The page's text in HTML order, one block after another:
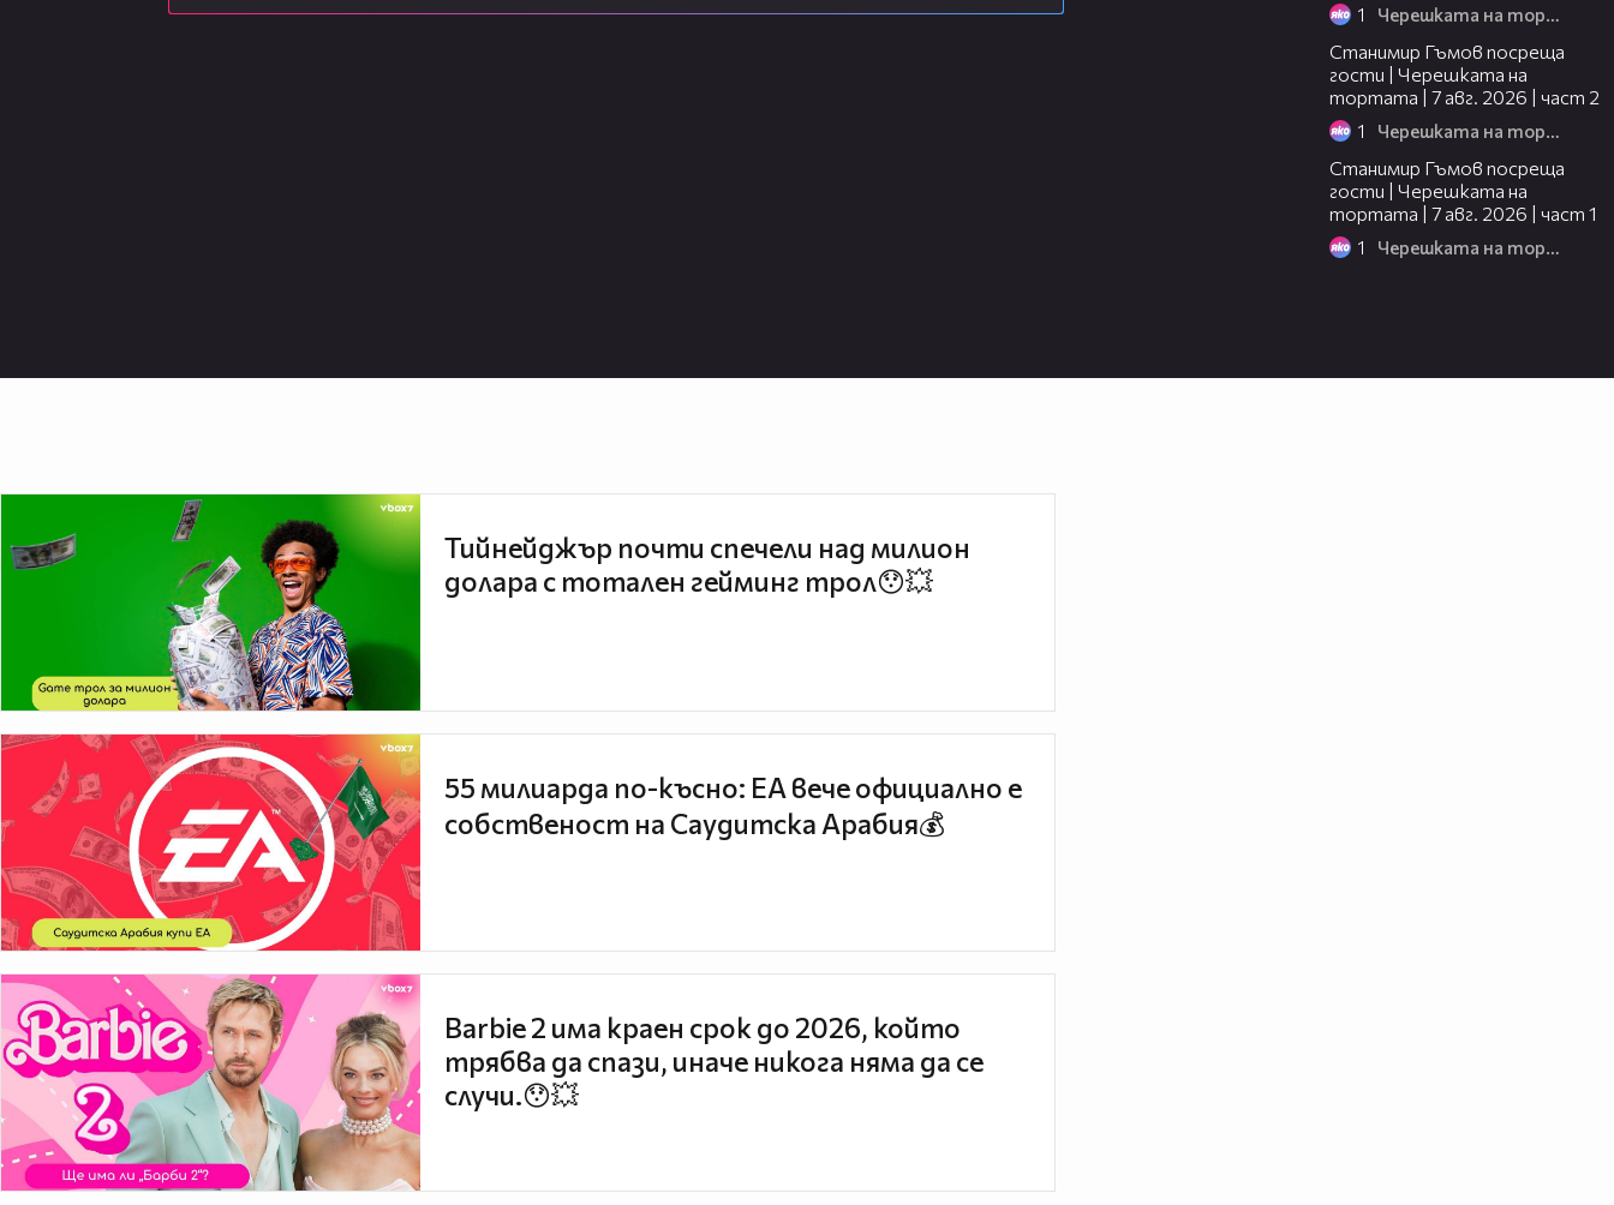
1 Черешката на тортата
Станимир Гъмов посреща
гости | Черешката на
тортата | 7 авг. 2026 | част 2
1 Черешката на тортата
Станимир Гъмов посреща
гости | Черешката на
тортата | 7 авг. 2026 | част 1
1 Черешката на тортата
Тийнейджър почти спечели над милион
долара с тотален гейминг трол😯💥
55 милиарда по-късно: EA вече официално е
собственост на Саудитска Арабия💰
Barbie 2 има краен срок до 2026, който
трябва да спази, иначе никога няма да се
случи.😯💥